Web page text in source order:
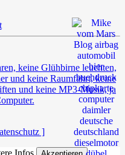
keine Glühbirne leuchten,
und keine Raumfahrt, keine
und keine MP3-Musik, ja
]
Infos